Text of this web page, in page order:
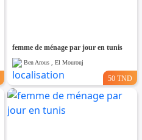
femme de ménage par jour en tunis
Ben Arous , El Mourouj
50 TND